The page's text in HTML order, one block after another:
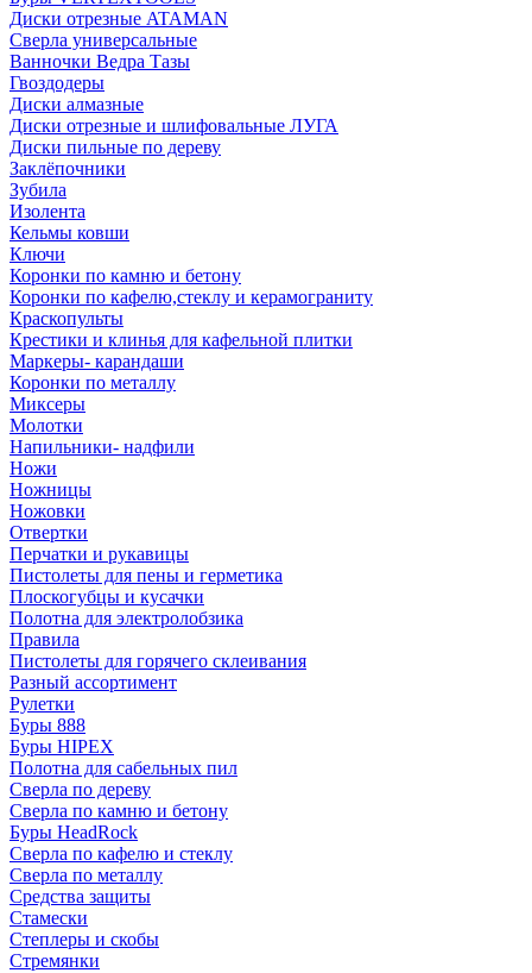
Диски отрезные ATAMAN
Сверла универсальные
Ванночки Ведра Тазы
Гвоздодеры
Диски алмазные
Диски отрезные и шлифовальные ЛУГА
Диски пильные по дереву
Заклёпочники
Зубила
Изолента
Кельмы ковши
Ключи
Коронки по камню и бетону
Коронки по кафелю,стеклу и керамограниту
Краскопульты
Крестики и клинья для кафельной плитки
Маркеры- карандаши
Коронки по металлу
Миксеры
Молотки
Напильники- надфили
Ножи
Ножницы
Ножовки
Отвертки
Перчатки и рукавицы
Пистолеты для пены и герметика
Плоскогубцы и кусачки
Полотна для электролобзика
Правила
Пистолеты для горячего склеивания
Разный ассортимент
Рулетки
Буры 888
Буры HIPEX
Полотна для сабельных пил
Сверла по дереву
Сверла по камню и бетону
Буры HeadRock
Сверла по кафелю и стеклу
Сверла по металлу
Средства защиты
Стамески
Степлеры и скобы
Стремянки